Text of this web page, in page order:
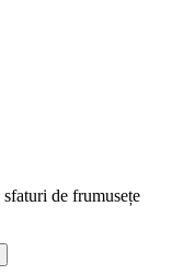
de frumusețe